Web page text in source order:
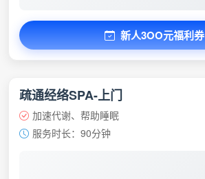
新人3OO元福利券
疏通经络SPA-上门
加速代谢、帮助睡眠
服务时长：90分钟